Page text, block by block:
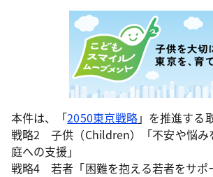
本件は、「2050東京戦略」を推進する
戦略2 子供（Children）「不安や悩み
庭への支援」
戦略4 若者「困難を抱える若者をサポ